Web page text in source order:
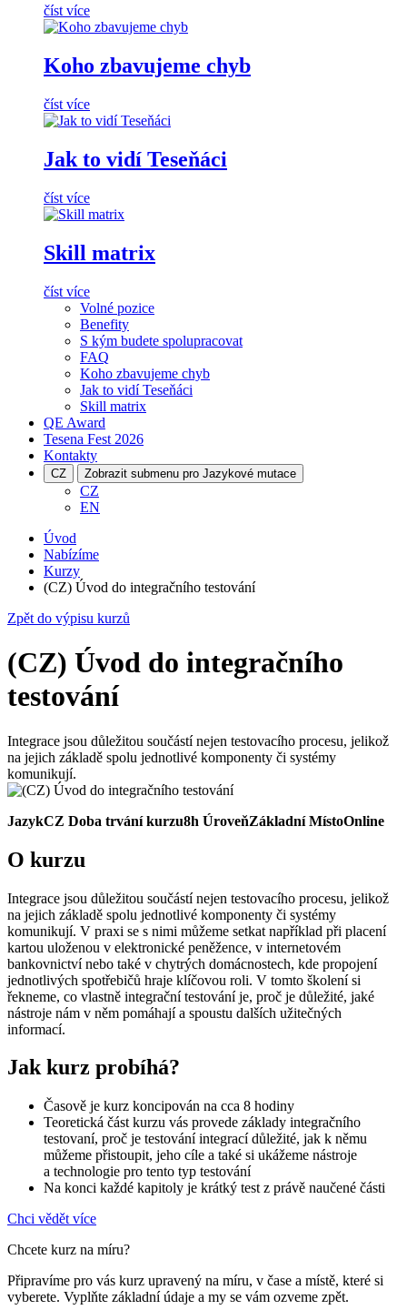
číst více
Koho zbavujeme chyb
číst více
Jak to vidí Teseňáci
číst více
Skill matrix
číst více
Volné pozice
Benefity
S kým budete spolupracovat
FAQ
Koho zbavujeme chyb
Jak to vidí Teseňáci
Skill matrix
QE Award
Tesena Fest 2026
Kontakty
CZ Zobrazit submenu pro Jazykové mutace
CZ
EN
Úvod
Nabízíme
Kurzy
(CZ) Úvod do integračního testování
Zpět do výpisu kurzů
(CZ) Úvod do integračního
testování
Integrace jsou důležitou součástí nejen testovacího procesu, jelikož
na jejich základě spolu jednotlivé komponenty či systémy
komunikují.
JazykCZ Doba trvání kurzu8h ÚroveňZákladní MístoOnline
O kurzu
Integrace jsou důležitou součástí nejen testovacího procesu, jelikož
na jejich základě spolu jednotlivé komponenty či systémy
komunikují. V praxi se s nimi můžeme setkat například při placení
kartou uloženou v elektronické peněžence, v internetovém
bankovnictví nebo také v chytrých domácnostech, kde propojení
jednotlivých spotřebičů hraje klíčovou roli. V tomto školení si
řekneme, co vlastně integrační testování je, proč je důležité, jaké
nástroje nám v něm pomáhají a spoustu dalších užitečných
informací.
Jak kurz probíhá?
Časově je kurz koncipován na cca 8 hodiny
Teoretická část kurzu vás provede základy integračního
testovaní, proč je testování integrací důležité, jak k němu
můžeme přistoupit, jeho cíle a také si ukážeme nástroje
a technologie pro tento typ testování
Na konci každé kapitoly je krátký test z právě naučené části
Chci vědět více
Chcete kurz na míru?
Připravíme pro vás kurz upravený na míru, v čase a místě, které si
vyberete. Vyplňte základní údaje a my se vám ozveme zpět.